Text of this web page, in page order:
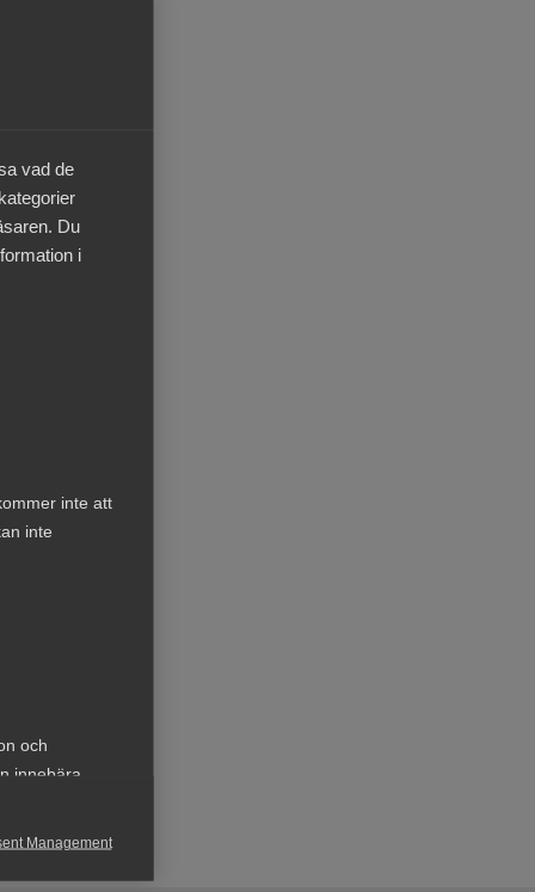
vad de
Du
i
inte att
inte
och
innebära
Management